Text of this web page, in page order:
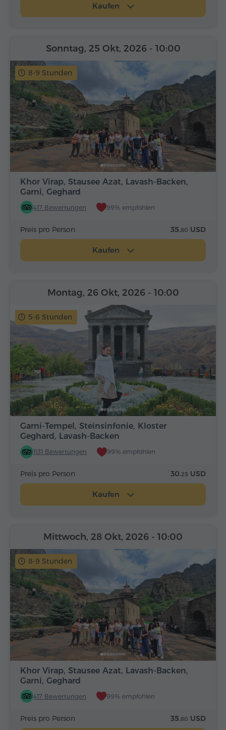
Kaufen
8-9 Stunden
Khor Virap, Stausee Azat, Lavash-Backen,
Garni, Geghard
417 Bewertungen 99% empfohlen
Sonntag, 25 Okt, 2026 - 10:00
Preis pro Person 35.80 USD
Kaufen
5-6 Stunden
Garni-Tempel, Steinsinfonie, Kloster
Geghard, Lavash-Backen
1131 Bewertungen 99% empfohlen
Montag, 26 Okt, 2026 - 10:00
Preis pro Person 30.25 USD
Kaufen
8-9 Stunden
Khor Virap, Stausee Azat, Lavash-Backen,
Garni, Geghard
417 Bewertungen 99% empfohlen
Mittwoch, 28 Okt, 2026 - 10:00
Preis pro Person 35.80 USD